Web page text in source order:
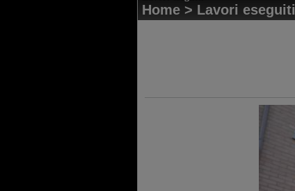
Home > Lavori eseguiti